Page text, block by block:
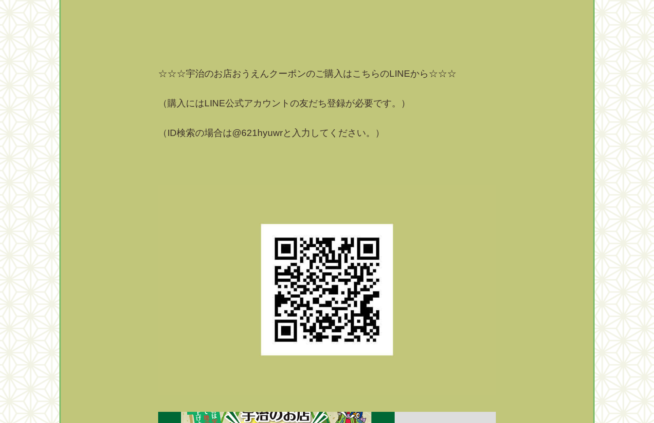
☆☆☆宇治のお店おうえんクーポンのご購入はこちらのLINEから☆☆☆
（購入にはLINE公式アカウントの友だち登録が必要です。）
（ID検索の場合は@621hyuwrと入力してください。）